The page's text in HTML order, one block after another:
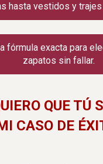
hasta vestidos y trajes
fórmula exacta para
zapatos sin fallar.
QUE TÚ
CASO DE